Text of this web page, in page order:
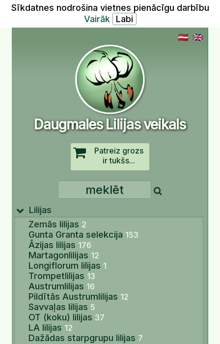
Sīkdatnes nodrošina vietnes pienācīgu darbību
Vairāk
Daugmales Lilijas veikals
Patreiz grozs
ir tukšs...
Lilijas
Zemās lilijas 2
Gunta Granta selekcija 153
Āzijas lilijas 176
Martagonlilijas 12
Longiflorum lilijas 1
Trompetlilijas 13
Austrumlilijas 16
Pildītās Austrumlilijas 12
Savvaļas lilijas 5
OT (koku) lilijas 37
LA lilijas 12
Dažādas starpgrupu lilijas 7